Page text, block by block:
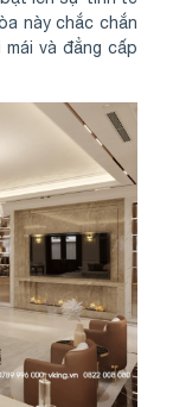
này chắc chắn
và đẳng cấp